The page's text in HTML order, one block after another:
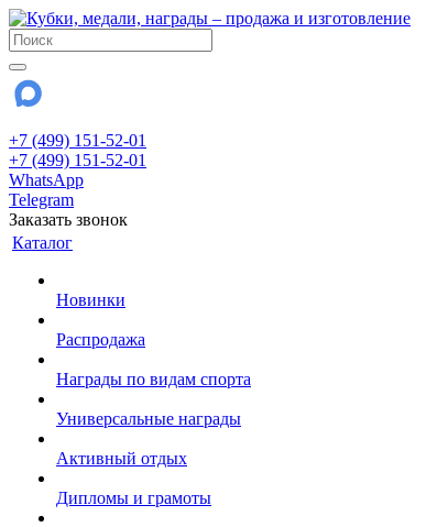
+7 (499) 151-52-01
+7 (499) 151-52-01
WhatsApp
Telegram
Заказать звонок
Каталог
Новинки
Распродажа
Награды по видам спорта
Универсальные награды
Активный отдых
Дипломы и грамоты